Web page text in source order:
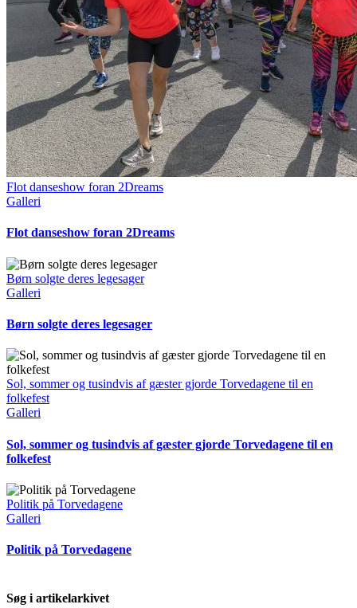
Flot danseshow foran 2Dreams
Galleri
Flot danseshow foran 2Dreams
Børn solgte deres legesager
Galleri
Børn solgte deres legesager
Sol, sommer og tusindvis af gæster gjorde Torvedagene til en
folkefest
Galleri
Sol, sommer og tusindvis af gæster gjorde Torvedagene til en
folkefest
Politik på Torvedagene
Galleri
Politik på Torvedagene
Søg i artikelarkivet